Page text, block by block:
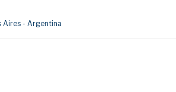
Aires - Argentina